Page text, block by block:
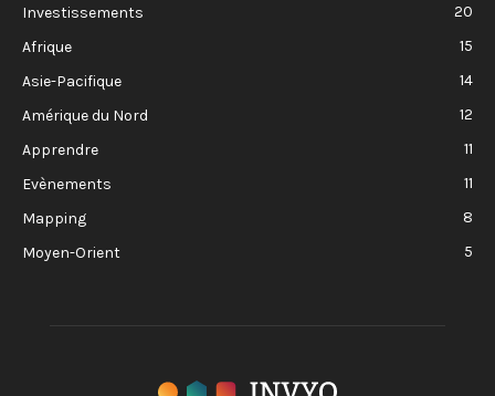
Investissements
20
Afrique
15
Asie-Pacifique
14
Amérique du Nord
12
Apprendre
11
Evènements
11
Mapping
8
Moyen-Orient
5